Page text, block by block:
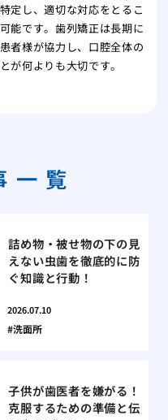
定し、適切な対応をとるこ
能です。歯列矯正は長期に
者様が協力し、口腔全体の
が何よりも大切です。
一覧
詰め物・被せ物の下の見
えない虫歯を徹底的に防
ぐ知識と行動！
2026.07.10
洗面所
子供が歯医者を嫌がる！
克服するための準備と伝